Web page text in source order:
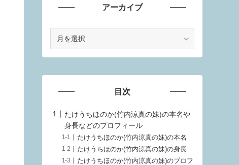
アーカイブ
ブ
目次
たけうちほのか(竹内涼真の妹)の本名や
身長などのプロフィール
たけうちほのか(竹内涼真の妹)の本名
たけうちほのか(竹内涼真の妹)の身長
たけうちほのか(竹内涼真の妹)のプロフ